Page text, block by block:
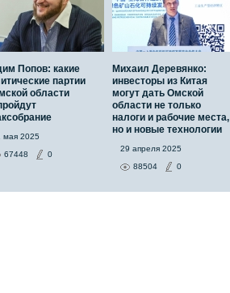
Попов: какие
партии
области
мая 2025
67448
0
Михаил Деревянко:
инвесторы из Китая
могут дать Омской
области не только
налоги и рабочие места,
но и новые технологии
29 апреля 2025
88504
0